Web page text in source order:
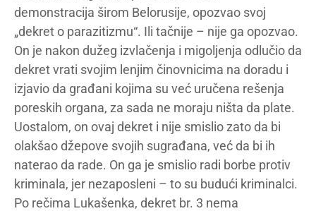
demonstracija širom Belorusije, opozvao svoj
„dekret o parazitizmu“. Ili tačnije – nije ga opozvao.
On je nakon dužeg izvlačenja i migoljenja odlučio da
dekret vrati svojim lenjim činovnicima na doradu i
izjavio da građani kojima su već uručena rešenja
poreskih organa, za sada ne moraju ništa da plate.
Uostalom, on ovaj dekret i nije smislio zato da bi
olakšao džepove svojih sugrađana, već da bi ih
naterao da rade. On ga je smislio radi borbe protiv
kriminala, jer nezaposleni – to su budući kriminalci.
Po rečima Lukašenka, dekret br. 3 nema